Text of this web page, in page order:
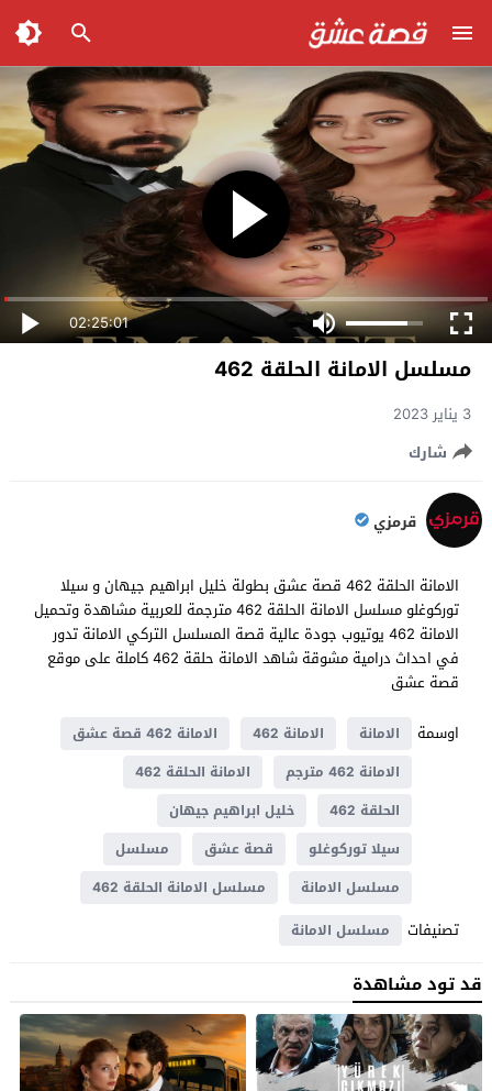
02:25:01
مسلسل الامانة الحلقة 462
3 يناير 2023
شارك
قرمزي
الامانة الحلقة 462 قصة عشق بطولة خليل ابراهيم جيهان و سيلا
توركوغلو مسلسل الامانة الحلقة 462 مترجمة للعربية مشاهدة وتحميل
الامانة 462 يوتيوب جودة عالية قصة المسلسل التركي الامانة تدور
في احداث ​​درامية مشوقة شاهد الامانة حلقة 462 كاملة على موقع
قصة عشق
اوسمة
الامانة الامانة 462
الامانة 462 قصة عشق
الامانة 462 مترجم
الامانة الحلقة 462
الحلقة 462
خليل ابراهيم جيهان
سيلا توركوغلو
قصة عشق
مسلسل
مسلسل الامانة
مسلسل الامانة الحلقة 462
تصنيفات مسلسل الامانة
قد تود مشاهدة